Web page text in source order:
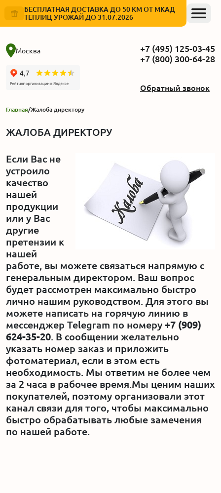
БЕСПЛАТНАЯ ДОСТАВКА ДО 50 КМ ОТ МКАД
ТЕПЛИЦ УРОЖАЙ ДО 31.07.2026
Акции
Производство
Выставка
Отзывы
Вопросы
Гарантии
Вакансии
Москва
+7 (495) 125-03-45
+7 (800) 300-64-28
Обратный звонок
Главная/Жалоба директору
ЖАЛОБА ДИРЕКТОРУ
Если Вас не
устроило
качество
нашей
продукции
или у Вас
другие
претензии к
нашей
работе, вы можете связаться напрямую с
генеральным директором. Ваш вопрос
будет рассмотрен максимально быстро
лично нашим руководством. Для этого вы
можете написать на горячую линию в
мессенджер Telegram по номеру +7 (909)
624-35-20. В сообщении желательно
указать номер заказ и приложить
фотоматериал, если в этом есть
необходимость. Мы ответим не более чем
за 2 часа в рабочее время.Мы ценим наших
покупателей, поэтому организовали этот
канал связи для того, чтобы максимально
быстро обрабатывать любые замечения
по нашей работе.